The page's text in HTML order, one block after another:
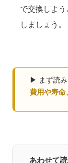
で交換しよ
しましょう。
▶ まず読み
費用や寿命
あわせて